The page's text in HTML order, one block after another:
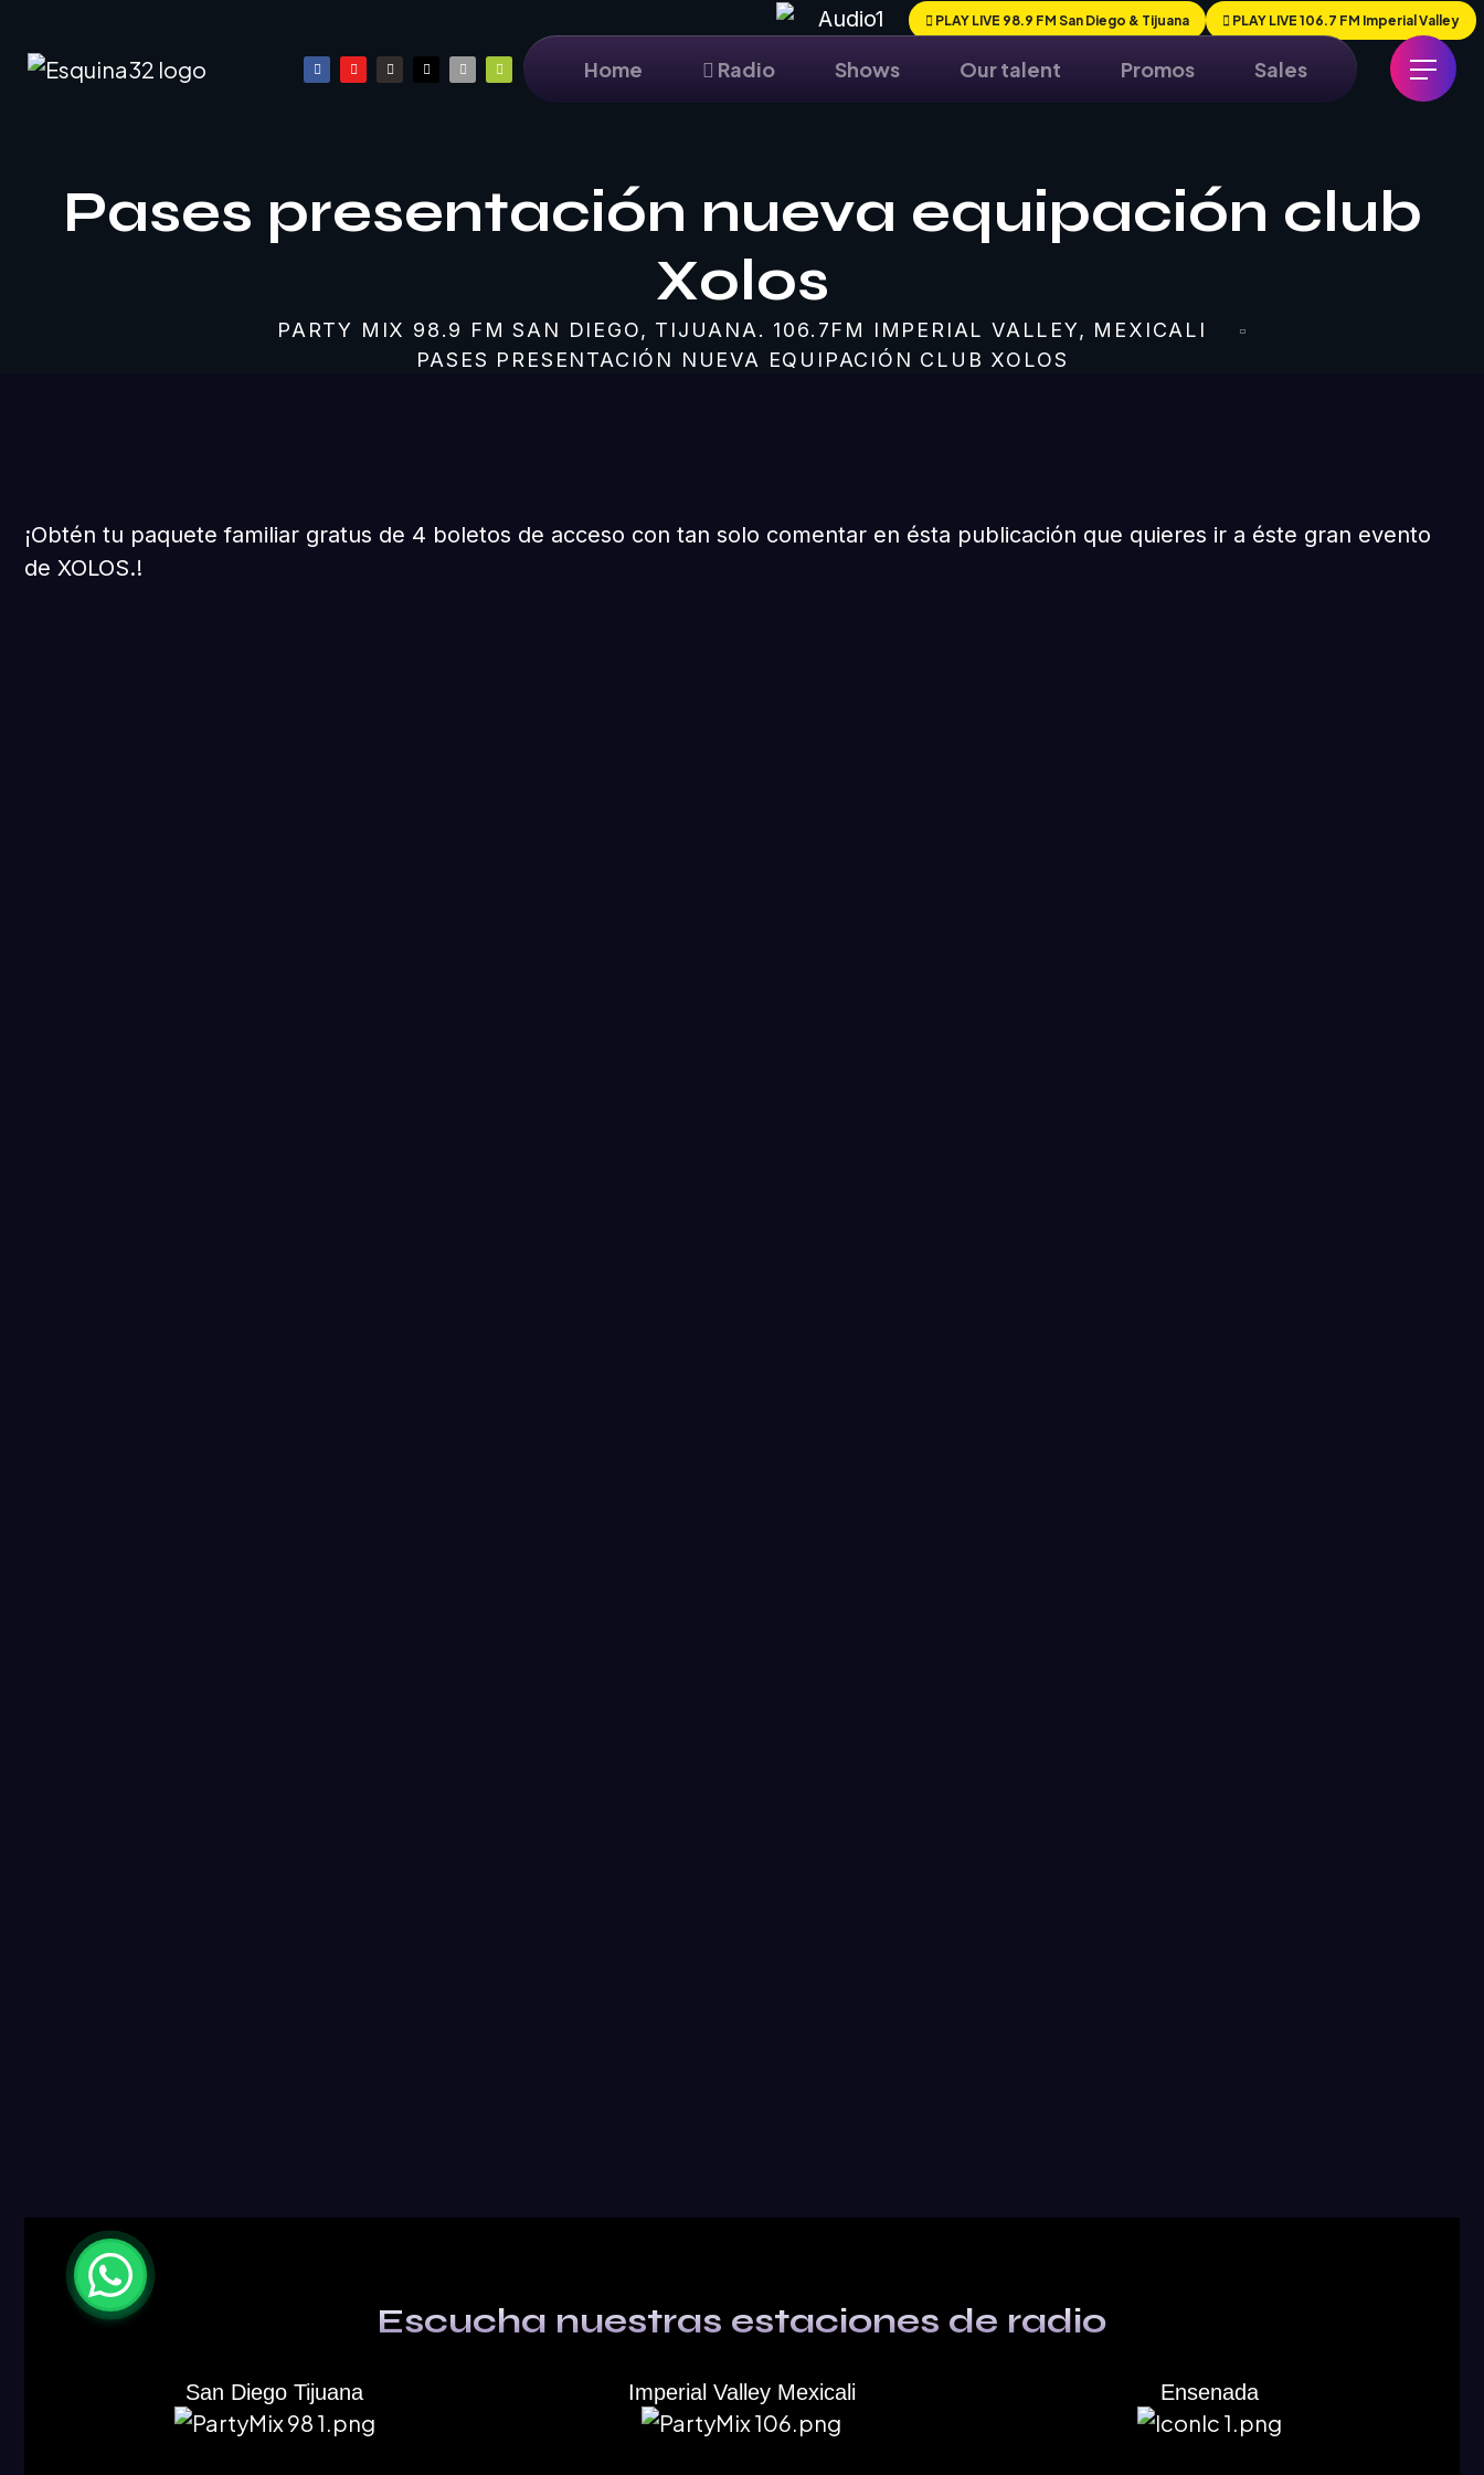
PLAY LIVE 98.9 FM San Diego & Tijuana PLAY LIVE 106.7 FM Imperial Valley
Home Radio Shows Our talent Promos Sales
Pases presentación nueva equipación club
Xolos
PARTY MIX 98.9 FM SAN DIEGO, TIJUANA. 106.7FM IMPERIAL VALLEY, MEXICALI
PASES PRESENTACIÓN NUEVA EQUIPACIÓN CLUB XOLOS
¡Obtén tu paquete familiar gratus de 4 boletos de acceso con tan solo comentar en ésta publicación que quieres ir a éste gran evento
de XOLOS.!
Escucha nuestras estaciones de radio
San Diego Tijuana Imperial Valley Mexicali Ensenada